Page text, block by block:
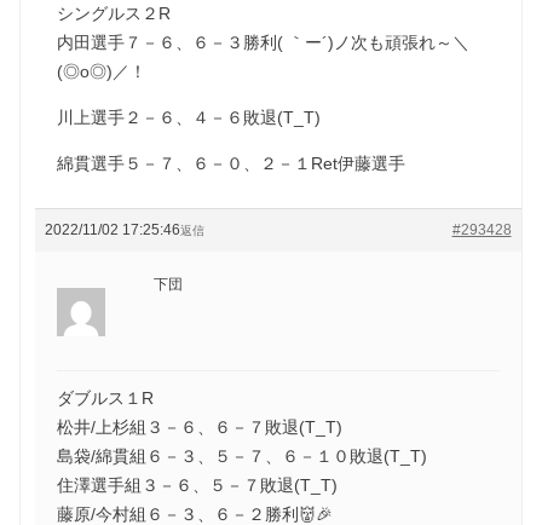
シングルス２R
内田選手７－６、６－３勝利( ｀ー´)ノ次も頑張れ～＼
(◎o◎)／！
川上選手２－６、４－６敗退(T_T)
綿貫選手５－７、６－０、２－１Ret伊藤選手
2022/11/02 17:25:46 #293428
返信
下団
ダブルス１R
松井/上杉組３－６、６－７敗退(T_T)
島袋/綿貫組６－３、５－７、６－１０敗退(T_T)
住澤選手組３－６、５－７敗退(T_T)
藤原/今村組６－３、６－２勝利👹🎉